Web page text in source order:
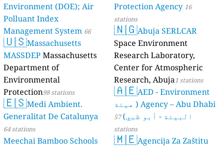
Protection Agency 16
stations
🇳🇬Abuja SERLCAR
Space Environment
Research Laboratory,
Center for Atmospheric
Research, Abuja1 stations
🇦🇪AED - Environment
Agency – Abu Dhabi ( هيئة
البيئة - أبو ظبي) 57
stations
🇲🇪Agencija Za Zaštitu
Environment (DOE); Air
Polluant Index
Management System 66
stations
🇺🇸Massachusetts
MASSDEPMassachusetts
Department of
Environmental
Protection98 stations
🇪🇸Medi Ambient.
Generalitat De Catalunya
64 stations
Meechai Bamboo Schools